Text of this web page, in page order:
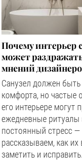
Почему интерьер
может
мнений
Санузел должен быть
комфорта, но частые
его интерьере могут
ежедневные ритуалы
постоянный стресс —
рассказываем, как
заметить и исправить.